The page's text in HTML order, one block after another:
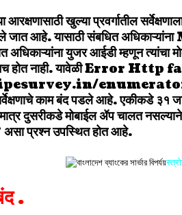
आरक्षणासाठी खुल्या प्रवर्गातील
जात आहे. यासाठी संबधित
युजर आईडी म्हणून त्यांचा
होत नाही. यावेळी Error
काम बंद पडले आहे. एकीकडे ३१
दुसरीकडे मोबाईल ॲप चालत
? असा प्रश्न उपस्थित होत आहे.
.